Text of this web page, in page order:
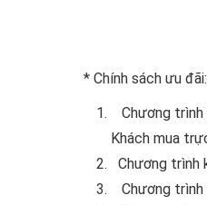
* Chính sách ưu đãi:
Chương trình
Khách mua
Chương trình
Chương